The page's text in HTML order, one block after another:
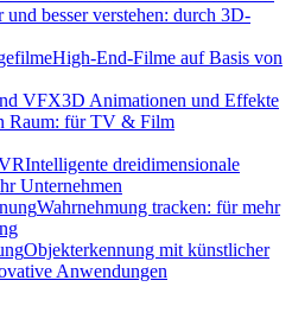
und besser verstehen: durch 3D-
High-End-Filme auf Basis von
VFX3D Animationen und Effekte
Raum: für TV & Film
Intelligente dreidimensionale
Unternehmen
Wahrnehmung tracken: für mehr
Objekterkennung mit künstlicher
Anwendungen